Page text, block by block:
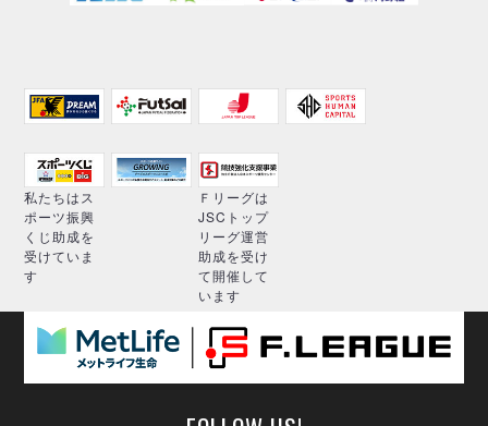
私たちはス
ポーツ振興
くじ助成を
受けていま
す
Ｆリーグは
JSCトップ
リーグ運営
助成を受け
て開催して
います